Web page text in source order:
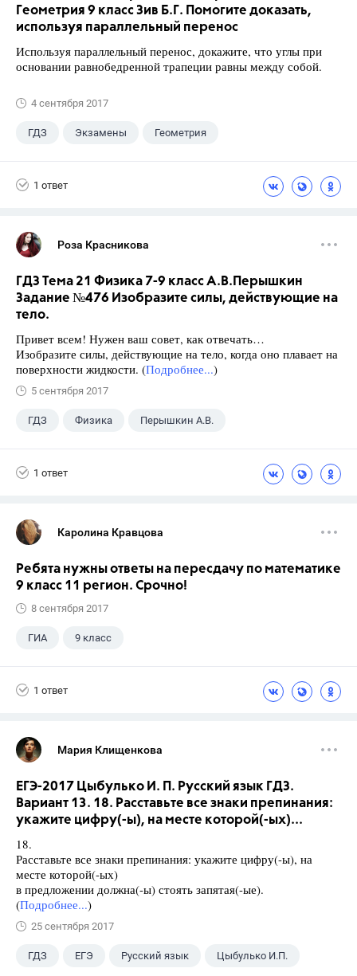
Геометрия 9 класс Зив Б.Г. Помогите доказать,
используя параллельный перенос
Используя параллельный перенос, докажите, что углы при
основании равнобедренной трапеции равны между собой.
4 сентября 2017
ГДЗ Экзамены Геометрия
1 ответ
Роза Красникова
ГДЗ Тема 21 Физика 7-9 класс А.В.Перышкин
Задание №476 Изобразите силы, действующие на
тело.
Привет всем! Нужен ваш совет, как отвечать…
Изобразите силы, действующие на тело, когда оно плавает на
поверхности жидкости. (Подробнее...)
5 сентября 2017
ГДЗ Физика Перышкин А.В.
1 ответ
Каролина Кравцова
Ребята нужны ответы на пересдачу по математике
9 класс 11 регион. Срочно!
8 сентября 2017
ГИА 9 класс
1 ответ
Мария Клищенкова
ЕГЭ-2017 Цыбулько И. П. Русский язык ГДЗ.
Вариант 13. 18. Расставьте все знаки препинания:
укажите цифру(-ы), на месте которой(-ых)...
18.
Расставьте все знаки препинания: укажите цифру(-ы), на
месте которой(-ых)
в предложении должна(-ы) стоять запятая(-ые).
(Подробнее...)
25 сентября 2017
ГДЗ ЕГЭ Русский язык Цыбулько И.П.